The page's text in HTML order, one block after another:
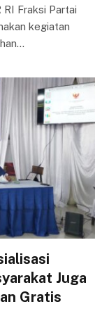
Fraksi Partai
kegiatan
Juga
Gratis